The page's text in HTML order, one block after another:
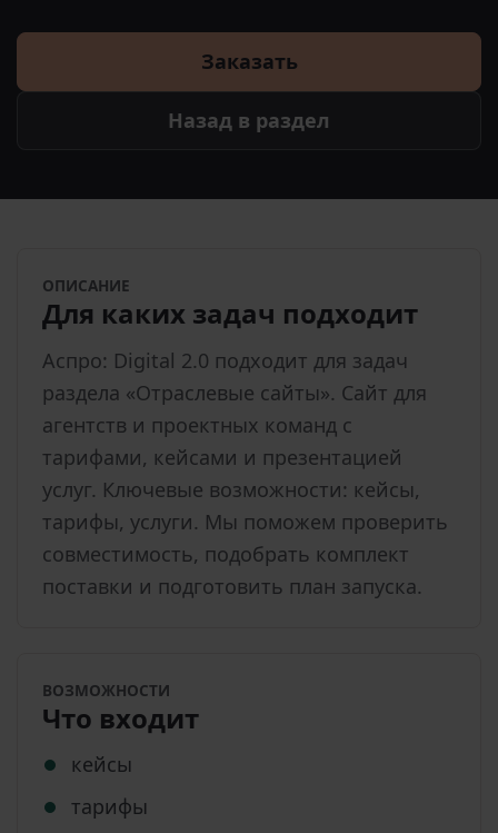
Заказать
Назад в раздел
ОПИСАНИЕ
Для каких задач подходит
Аспро: Digital 2.0 подходит для задач
раздела «Отраслевые сайты». Сайт для
агентств и проектных команд с
тарифами, кейсами и презентацией
услуг. Ключевые возможности: кейсы,
тарифы, услуги. Мы поможем проверить
совместимость, подобрать комплект
поставки и подготовить план запуска.
ВОЗМОЖНОСТИ
Что входит
кейсы
тарифы